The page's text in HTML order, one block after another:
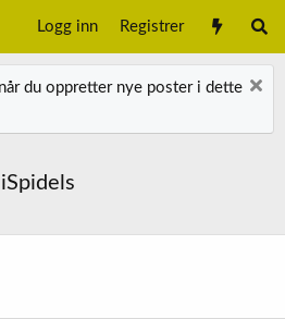
Logg inn Registrer
du oppretter nye poster i dette